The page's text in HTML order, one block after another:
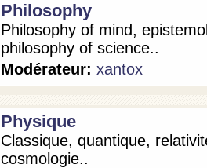
Philosophy
Philosophy of mind,
philosophy of science..
Modérateur: xantox
Physique
Classique, quantique,
cosmologie..